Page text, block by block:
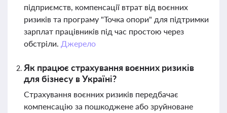
підприємств, компенсації втрат від воєнних
ризиків та програму "Точка опори" для підтримки
зарплат працівників під час простою через
обстріли. Джерело
Як працює страхування воєнних ризиків
для бізнесу в Україні?
Страхування воєнних ризиків передбачає
компенсацію за пошкоджене або зруйноване